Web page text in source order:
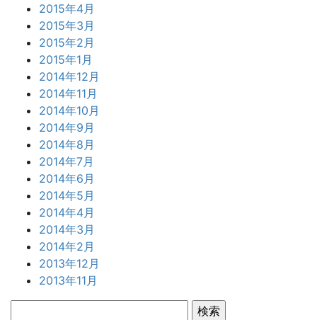
2015年4月
2015年3月
2015年2月
2015年1月
2014年12月
2014年11月
2014年10月
2014年9月
2014年8月
2014年7月
2014年6月
2014年5月
2014年4月
2014年3月
2014年2月
2013年12月
2013年11月